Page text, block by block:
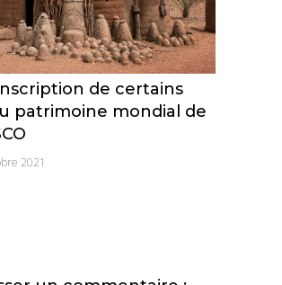
de certains
patrimoine mondial de
2021